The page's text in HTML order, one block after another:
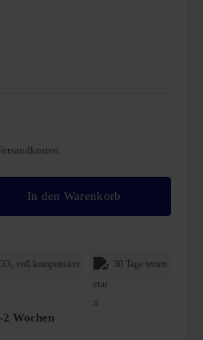
voll kompensiert 30 Tage testen
Wochen
den gewünschten
In den Warenkorb